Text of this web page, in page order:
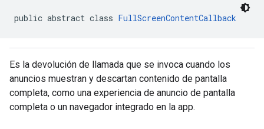
public abstract class FullScreenContentCallback
Es la devolución de llamada que se invoca cuando los
anuncios muestran y descartan contenido de pantalla
completa, como una experiencia de anuncio de pantalla
completa o un navegador integrado en la app.